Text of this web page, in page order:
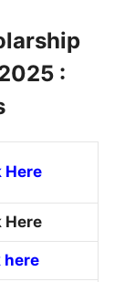
:
Here
Here
here